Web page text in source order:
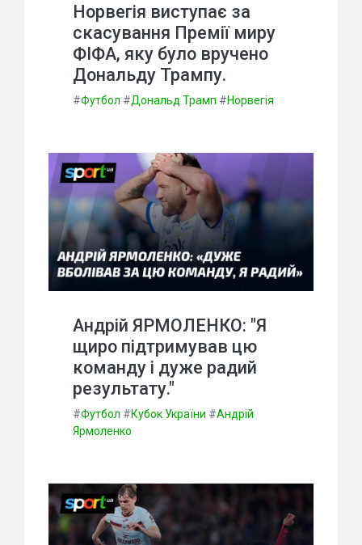
Норвегія виступає за
скасування Премії миру
ФІФА, яку було вручено
Дональду Трампу.
#Футбол #Дональд Трамп #Норвегія
Андрій ЯРМОЛЕНКО: "Я
щиро підтримував цю
команду і дуже радий
результату."
#Футбол #Кубок України #Андрій
Ярмоленко